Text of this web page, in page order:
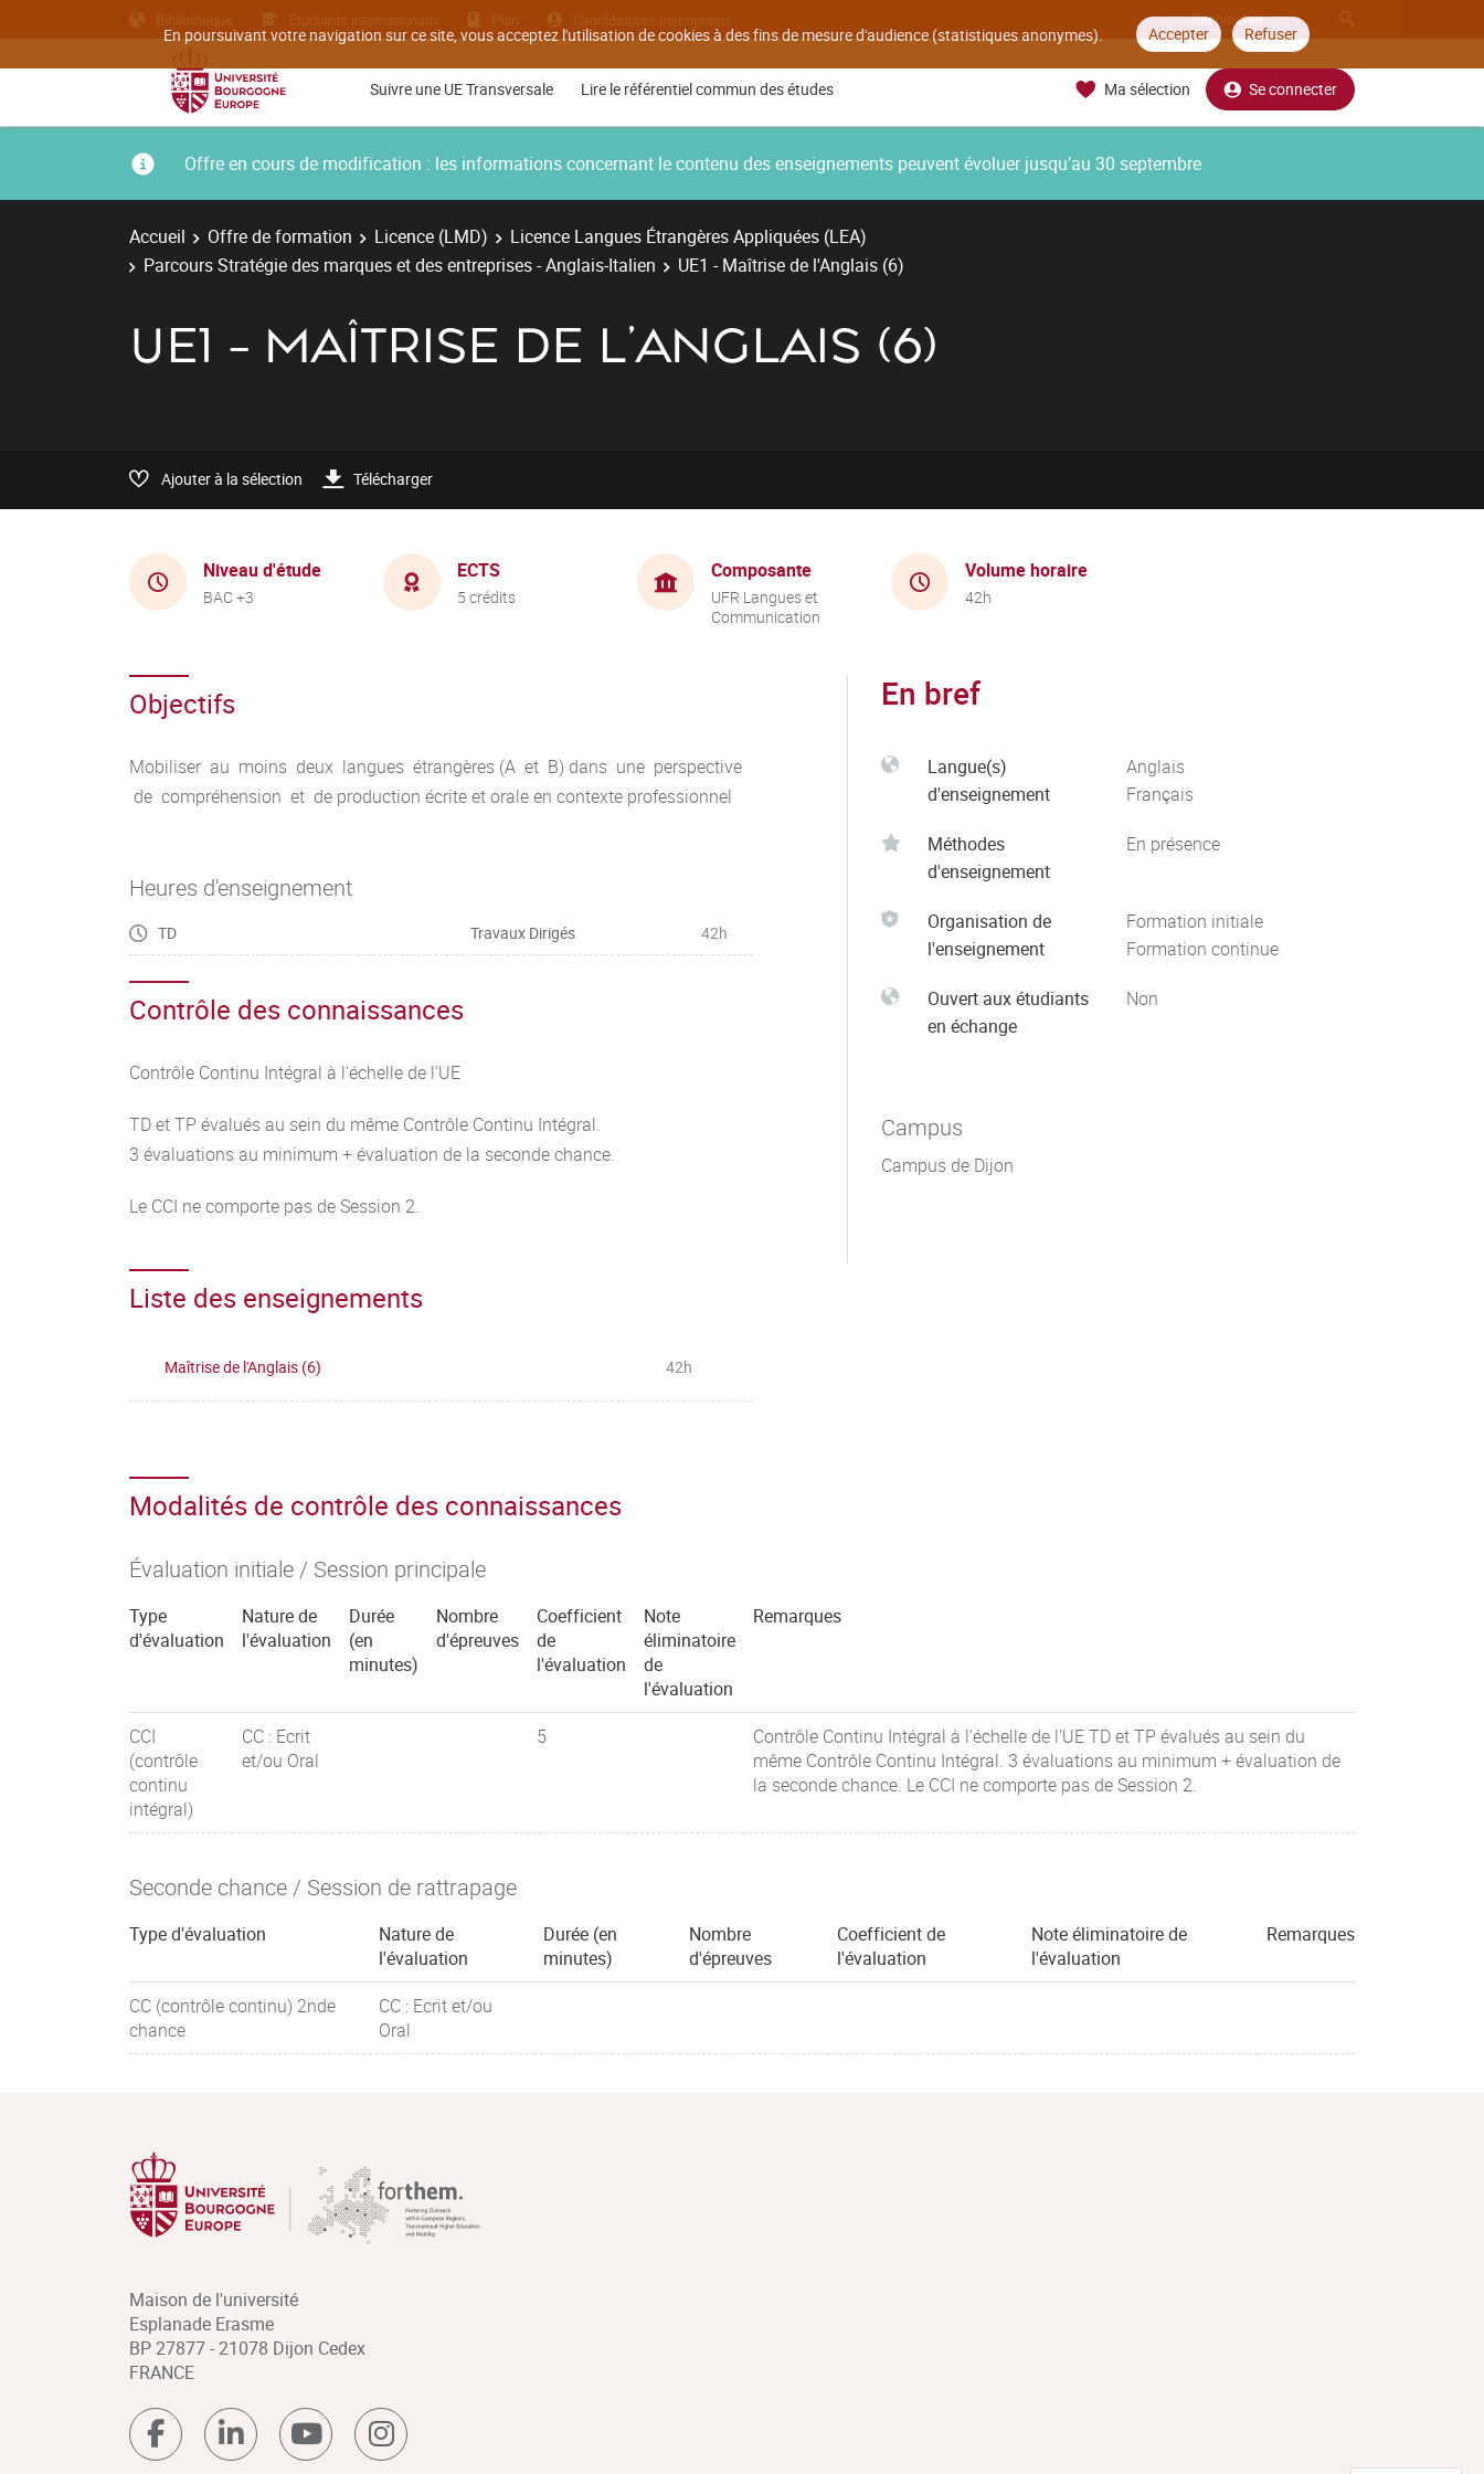
En poursuivant votre navigation sur ce site, vous acceptez l'utilisation de cookies à des fins de mesure d'audience (statistiques anonymes). Accepter Refuser
Bibliothèque Etudiants internationaux Plan Candidatures inscriptions
Suivre une UE Transversale Lire le référentiel commun des études Ma sélection Se connecter
Offre en cours de modification : les informations concernant le contenu des enseignements peuvent évoluer jusqu’au 30 septembre
Accueil Offre de formation Licence (LMD)
Licence Langues Étrangères Appliquées (LEA)
Parcours Stratégie des marques et des entreprises - Anglais-Italien
UE1 - Maîtrise de l'Anglais (6)
UE1 - MAÎTRISE DE L'ANGLAIS (6)
Ajouter à la sélection Télécharger
Niveau d'étude
BAC +3
ECTS
5 crédits
Composante
UFR Langues et
Communication
Volume horaire
42h
Objectifs
Mobiliser au moins deux langues étrangères (A et B) dans une perspective
de compréhension et de production écrite et orale en contexte professionnel
Heures d'enseignement
TD Travaux Dirigés 42h
Contrôle des connaissances
Contrôle Continu Intégral à l'échelle de l'UE
TD et TP évalués au sein du même Contrôle Continu Intégral.
3 évaluations au minimum + évaluation de la seconde chance.
Le CCI ne comporte pas de Session 2.
Liste des enseignements
Maîtrise de l'Anglais (6) 42h
En bref
Langue(s)
d'enseignement
Anglais
Français
Méthodes
d'enseignement
En présence
Organisation de
l'enseignement
Formation initiale
Formation continue
Ouvert aux étudiants
en échange
Non
Campus
Campus de Dijon
Modalités de contrôle des connaissances
Évaluation initiale / Session principale
Type
d'évaluation
Nature de
l'évaluation
Durée
(en
minutes)
Nombre
d'épreuves
Coefficient
de
l'évaluation
Note
éliminatoire
de
l'évaluation
Remarques
CCI
(contrôle
continu
intégral)
CC : Ecrit
et/ou Oral
5
Contrôle Continu Intégral à l'échelle de l'UE TD et TP évalués au sein du
même Contrôle Continu Intégral. 3 évaluations au minimum + évaluation de
la seconde chance. Le CCI ne comporte pas de Session 2.
Seconde chance / Session de rattrapage
Type d'évaluation
Nature de
l'évaluation
Durée (en
minutes)
Nombre
d'épreuves
Coefficient de
l'évaluation
Note éliminatoire de
l'évaluation
Remarques
CC (contrôle continu) 2nde
chance
CC : Ecrit et/ou
Oral
Maison de l'université
Esplanade Erasme
BP 27877 - 21078 Dijon Cedex
FRANCE